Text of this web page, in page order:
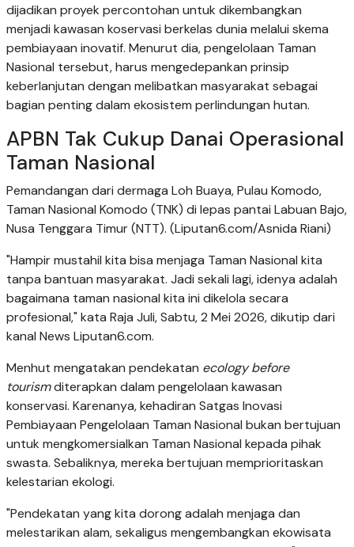
dijadikan proyek percontohan untuk dikembangkan
menjadi kawasan koservasi berkelas dunia melalui skema
pembiayaan inovatif. Menurut dia, pengelolaan Taman
Nasional tersebut, harus mengedepankan prinsip
keberlanjutan dengan melibatkan masyarakat sebagai
bagian penting dalam ekosistem perlindungan hutan.
APBN Tak Cukup Danai Operasional
Taman Nasional
Pemandangan dari dermaga Loh Buaya, Pulau Komodo,
Taman Nasional Komodo (TNK) di lepas pantai Labuan Bajo,
Nusa Tenggara Timur (NTT). (Liputan6.com/Asnida Riani)
"Hampir mustahil kita bisa menjaga Taman Nasional kita
tanpa bantuan masyarakat. Jadi sekali lagi, idenya adalah
bagaimana taman nasional kita ini dikelola secara
profesional," kata Raja Juli, Sabtu, 2 Mei 2026, dikutip dari
kanal News Liputan6.com.
Menhut mengatakan pendekatan ecology before
tourismditerapkan dalam pengelolaan kawasan
konservasi. Karenanya, kehadiran Satgas Inovasi
Pembiayaan Pengelolaan Taman Nasional bukan bertujuan
untuk mengkomersialkan Taman Nasional kepada pihak
swasta. Sebaliknya, mereka bertujuan memprioritaskan
kelestarian ekologi.
"Pendekatan yang kita dorong adalah menjaga dan
melestarikan alam, sekaligus mengembangkan ekowisata